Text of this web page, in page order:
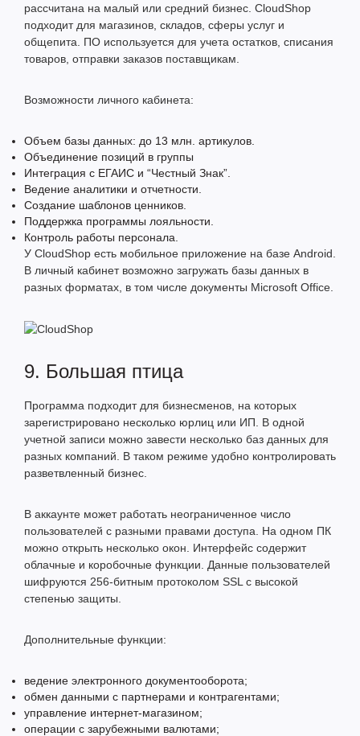
рассчитана на малый или средний бизнес. CloudShop
подходит для магазинов, складов, сферы услуг и
общепита. ПО используется для учета остатков, списания
товаров, отправки заказов поставщикам.
Возможности личного кабинета:
Объем базы данных: до 13 млн. артикулов.
Объединение позиций в группы
Интеграция с ЕГАИС и “Честный Знак”.
Ведение аналитики и отчетности.
Создание шаблонов ценников.
Поддержка программы лояльности.
Контроль работы персонала.
У CloudShop есть мобильное приложение на базе Android.
В личный кабинет возможно загружать базы данных в
разных форматах, в том числе документы Microsoft Office.
9. Большая птица
Программа подходит для бизнесменов, на которых
зарегистрировано несколько юрлиц или ИП. В одной
учетной записи можно завести несколько баз данных для
разных компаний. В таком режиме удобно контролировать
разветвленный бизнес.
В аккаунте может работать неограниченное число
пользователей с разными правами доступа. На одном ПК
можно открыть несколько окон. Интерфейс содержит
облачные и коробочные функции. Данные пользователей
шифруются 256-битным протоколом SSL с высокой
степенью защиты.
Дополнительные функции:
ведение электронного документооборота;
обмен данными с партнерами и контрагентами;
управление интернет-магазином;
операции с зарубежными валютами;